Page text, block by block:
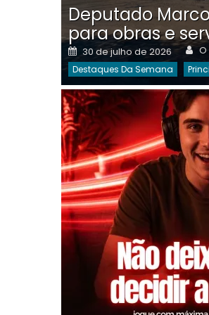
Deputado
para obras e
Posted
on
30 de julho de 2026
Destaques Da Semana